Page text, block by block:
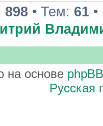
898 • Тем: 61
на основе phpBB
Русская